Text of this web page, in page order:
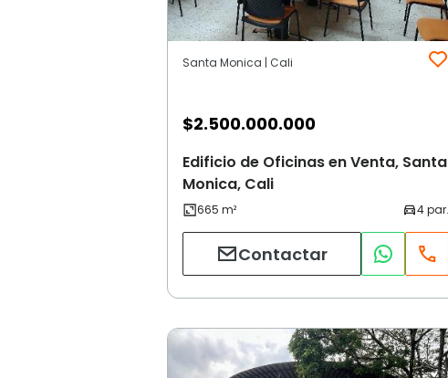
Santa Monica | Cali
$2.500.000.000
Edificio de Oficinas en Venta, Santa
Monica, Cali
Contactar